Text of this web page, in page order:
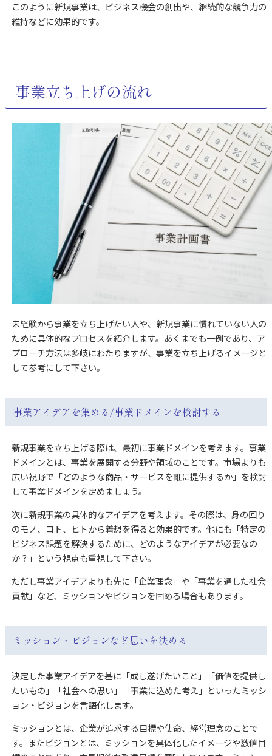
このように新規事業は、ビジネス機会の創出や、継続的な競争力の
維持などに効果的です。
事業立ち上げの流れ
未経験から事業を立ち上げたい人や、新規事業に慣れていない人の
ために具体的なプロセスを紹介します。あくまでも一例であり、ア
プローチ方法は多岐にわたりますが、事業を立ち上げるイメージと
して参考にして下さい。
事業アイデアを集める/事業ドメインを検討する
新規事業を立ち上げる際は、最初に事業ドメインを考えます。事業
ドメインとは、事業を展開する分野や領域のことです。市場よりも
広い視野で「どのような商品・サービスを誰に提供するか」を検討
して事業ドメインを定めましょう。
次に新規事業の具体的なアイデアを考えます。その際は、身の回り
のモノ、コト、ヒトから着想を得ると効果的です。他にも「特定の
ビジネス課題を解決するために、どのようなアイデアが必要なの
か？」という視点も重視して下さい。
ただし事業アイデアよりも先に「企業理念」や「事業を通した社会
貢献」など、ミッションやビジョンを固める場合もあります。
ミッション・ビジョンなど思いを決める
決定した事業アイデアを基に「成し遂げたいこと」「価値を提供し
たいもの」「社会への思い」「事業に込めた考え」といったミッシ
ョン・ビジョンを言語化します。
ミッションとは、企業が追求する目標や使命、経営理念のことで
す。またビジョンとは、ミッションを具体化したイメージや数値目